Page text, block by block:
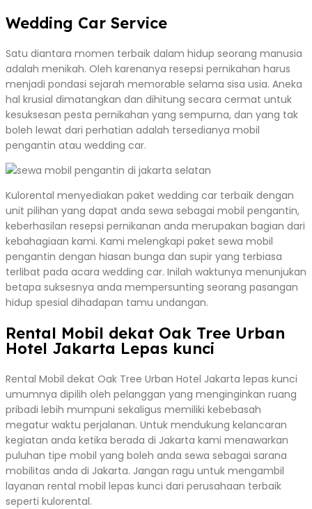
Wedding Car Service
Satu diantara momen terbaik dalam hidup seorang manusia
adalah menikah. Oleh karenanya resepsi pernikahan harus
menjadi pondasi sejarah memorable selama sisa usia. Aneka
hal krusial dimatangkan dan dihitung secara cermat untuk
kesuksesan pesta pernikahan yang sempurna, dan yang tak
boleh lewat dari perhatian adalah tersedianya mobil
pengantin atau wedding car.
Kulorental menyediakan paket wedding car terbaik dengan
unit pilihan yang dapat anda sewa sebagai mobil pengantin,
keberhasilan resepsi pernikanan anda merupakan bagian dari
kebahagiaan kami. Kami melengkapi paket sewa mobil
pengantin dengan hiasan bunga dan supir yang terbiasa
terlibat pada acara wedding car. Inilah waktunya menunjukan
betapa suksesnya anda mempersunting seorang pasangan
hidup spesial dihadapan tamu undangan.
Rental Mobil dekat Oak Tree Urban
Hotel Jakarta Lepas kunci
Rental Mobil dekat Oak Tree Urban Hotel Jakarta lepas kunci
umumnya dipilih oleh pelanggan yang menginginkan ruang
pribadi lebih mumpuni sekaligus memiliki kebebasah
megatur waktu perjalanan. Untuk mendukung kelancaran
kegiatan anda ketika berada di Jakarta kami menawarkan
puluhan tipe mobil yang boleh anda sewa sebagai sarana
mobilitas anda di Jakarta. Jangan ragu untuk mengambil
layanan rental mobil lepas kunci dari perusahaan terbaik
seperti kulorental.